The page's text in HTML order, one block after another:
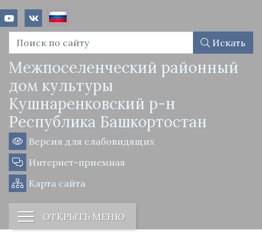
Искать
Межпоселенческий районный
дом культуры
Кушнаренковский р-н
Республика Башкортостан
Версия для слабовидящих
Интернет-приемная
Карта сайта
ОТКРЫТЬ МЕНЮ